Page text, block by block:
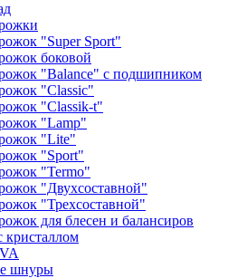
"Super Sport"
боковой
"Balance" с подшипником
"Classic"
"Classik-t"
"Lamp"
"Lite"
"Sport"
"Termo"
"Двухсоставной"
"Трехсоставной"
для блесен и балансиров
кристаллом
шнуры